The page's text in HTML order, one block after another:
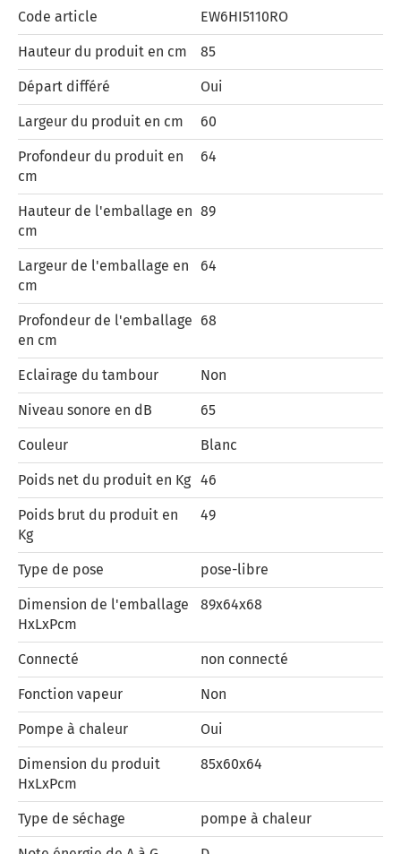
Code article EW6HI5110RO
Hauteur du produit en cm 85
Départ différé Oui
Largeur du produit en cm 60
Profondeur du produit en
cm
64
Hauteur de l'emballage en
cm
89
Largeur de l'emballage en
cm
64
Profondeur de l'emballage
en cm
68
Eclairage du tambour Non
Niveau sonore en dB 65
Couleur Blanc
Poids net du produit en Kg 46
Poids brut du produit en
Kg
49
Type de pose pose-libre
Dimension de l'emballage
HxLxPcm
89x64x68
Connecté non connecté
Fonction vapeur Non
Pompe à chaleur Oui
Dimension du produit
HxLxPcm
85x60x64
Type de séchage pompe à chaleur